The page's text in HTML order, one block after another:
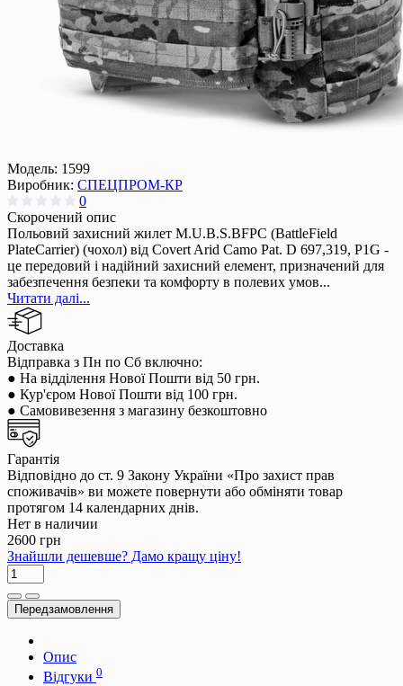
Модель: 1599
Виробник: СПЕЦПРОМ-КР
0
Скорочений опис
Польовий захисний жилет M.U.B.S.BFPC (BattleField
PlateCarrier) (чохол) від Covert Arid Camo Pat. D 697,319, P1G -
це передовий і надійний захисний елемент, призначений для
забезпечення безпеки та комфорту в полевих умов...
Читати далі...
Доставка
Відправка з Пн по Сб включно:
● На відділення Нової Пошти від 50 грн.
● Кур'єром Нової Пошти від 100 грн.
● Самовивезення з магазину безкоштовно
Гарантія
Відповідно до ст. 9 Закону України «Про захист прав
споживачів» ви можете повернути або обміняти товар
протягом 14 календарних днів.
Нет в наличии
2600 грн
Знайшли дешевше? Дамо кращу ціну!
Передзамовлення
Опис
Відгуки 0